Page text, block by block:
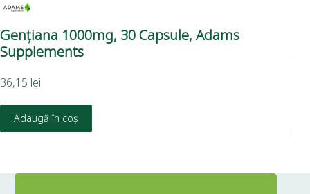
Gențiana 1000mg, 30 Capsule, Adams
Supplements
36,15 lei
Adaugă în coș